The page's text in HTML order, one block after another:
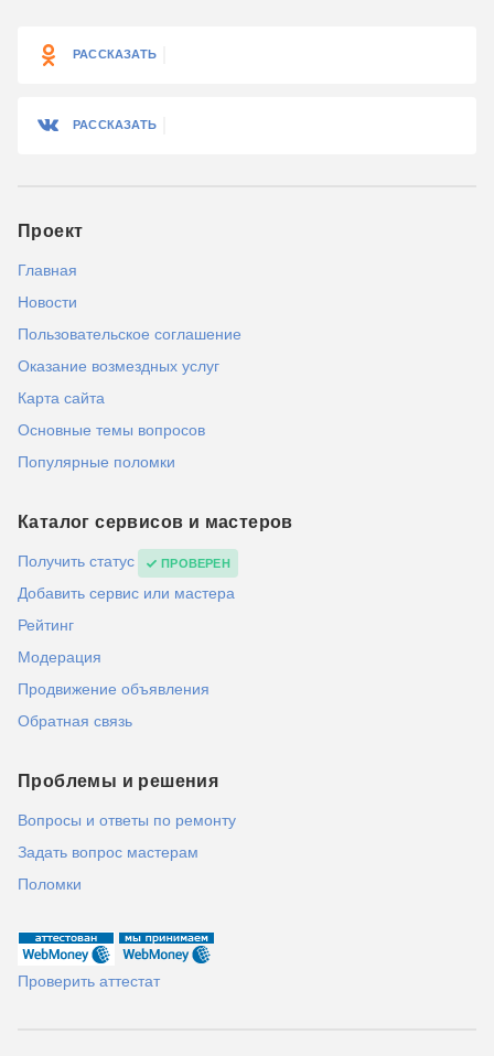
РАССКАЗАТЬ
РАССКАЗАТЬ
Проект
Главная
Новости
Пользовательское соглашение
Оказание возмездных услуг
Карта сайта
Основные темы вопросов
Популярные поломки
Каталог сервисов и мастеров
Получить статус ПРОВЕРЕН
Добавить сервис или мастера
Рейтинг
Модерация
Продвижение объявления
Обратная связь
Проблемы и решения
Вопросы и ответы по ремонту
Задать вопрос мастерам
Поломки
Проверить аттестат